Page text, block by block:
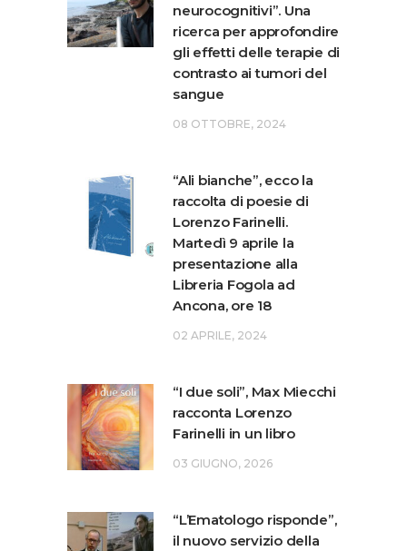
neurocognitivi”. Una
ricerca per approfondire
gli effetti delle terapie di
contrasto ai tumori del
sangue
08 OTTOBRE, 2024
“Ali bianche”, ecco la
raccolta di poesie di
Lorenzo Farinelli.
Martedì 9 aprile la
presentazione alla
Libreria Fogola ad
Ancona, ore 18
02 APRILE, 2024
“I due soli”, Max Miecchi
racconta Lorenzo
Farinelli in un libro
03 GIUGNO, 2026
“L’Ematologo risponde”,
il nuovo servizio della